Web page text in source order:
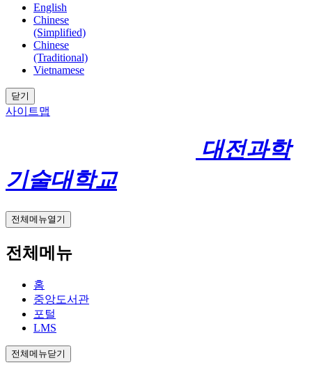
English
Chinese
(Simplified)
Chinese
(Traditional)
Vietnamese
닫기
사이트맵
대전과학
기술대학교
전체메뉴열기
전체메뉴
홈
중앙도서관
포털
LMS
전체메뉴닫기